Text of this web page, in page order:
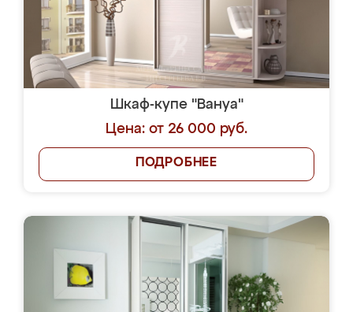
Шкаф-купе "Вануа"
Цена: от 26 000 руб.
ПОДРОБНЕЕ